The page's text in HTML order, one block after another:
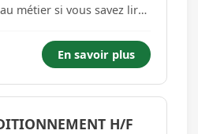
métier si vous savez lire
lettre de motivation et
En savoir plus
H/F